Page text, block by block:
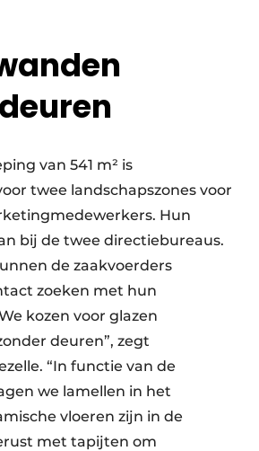
van 541 m² is
twee landschapszones voor
Hun
bij de twee directiebureaus.
de zaakvoerders
zoeken met hun
kozen voor glazen
deuren”, zegt
“In functie van de
we lamellen in het
vloeren zijn in de
met tapijten om